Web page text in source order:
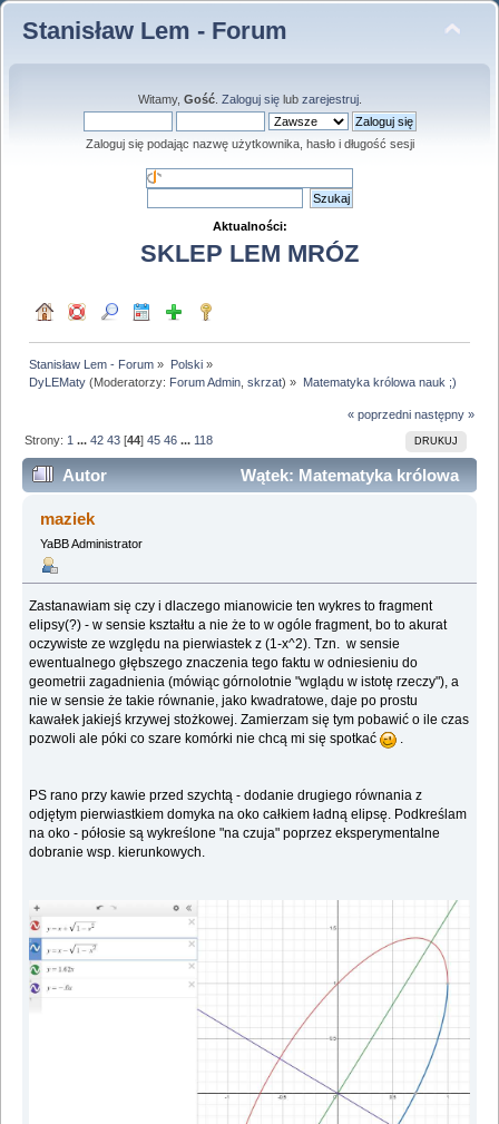
Stanisław Lem - Forum
Witamy, Gość. Zaloguj sięlub zarejestruj.
Zaloguj się podając nazwę użytkownika, hasło i długość sesji
Aktualności:
SKLEP LEM MRÓZ
Stanisław Lem - Forum » Polski»
DyLEMaty (Moderatorzy: Forum Admin ,skrzat) » Matematyka królowa nauk ;)
« poprzedni następny »
DRUKUJ
Strony: 1 ...42 43 [44]45 46 ... 118
Autor
Wątek: Matematyka królowa
nauk ;) (Przeczytany 1967633 razy)
maziek
YaBB Administrator
Zastanawiam się czy i dlaczego mianowicie ten wykres to fragment
elipsy(?) - w sensie kształtu a nie że to w ogóle fragment, bo to akurat
oczywiste ze względu na pierwiastek z (1-x^2). Tzn. w sensie
ewentualnego głębszego znaczenia tego faktu w odniesieniu do
geometrii zagadnienia (mówiąc górnolotnie "wglądu w istotę rzeczy"), a
nie w sensie że takie równanie, jako kwadratowe, daje po prostu
kawałek jakiejś krzywej stożkowej. Zamierzam się tym pobawić o ile czas
pozwoli ale póki co szare komórki nie chcą mi się spotkać
.
PS rano przy kawie przed szychtą - dodanie drugiego równania z
odjętym pierwiastkiem domyka na oko całkiem ładną elipsę. Podkreślam
na oko - półosie są wykreślone "na czuja" poprzez eksperymentalne
dobranie wsp. kierunkowych.